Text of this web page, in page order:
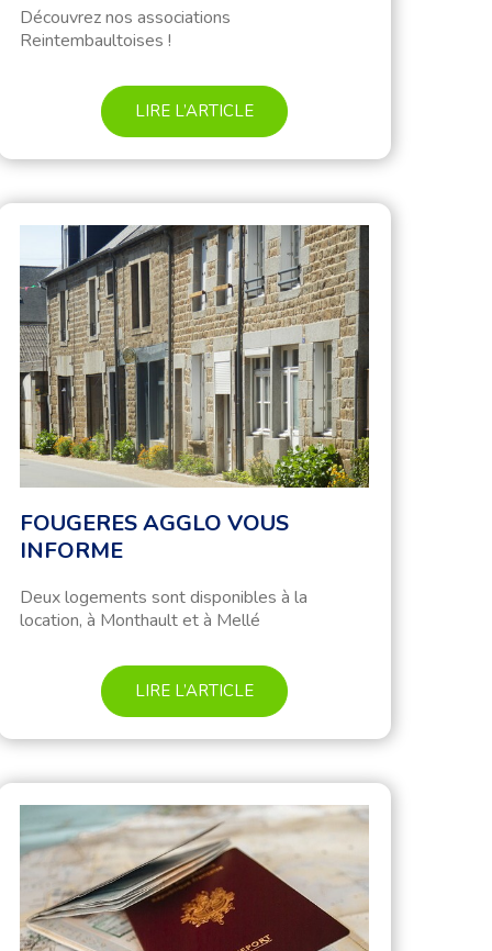
Découvrez nos associations
Reintembaultoises !
LIRE L’ARTICLE
FOUGERES AGGLO VOUS
INFORME
Deux logements sont disponibles à la
location, à Monthault et à Mellé
LIRE L’ARTICLE